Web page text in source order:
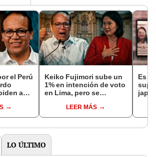
el Perú
a
Keiko Fujimori sube un
1% en intención de voto
en Lima, pero se
según encuesta Ipsos
LEER MÁS
Es
LO ÚLTIMO